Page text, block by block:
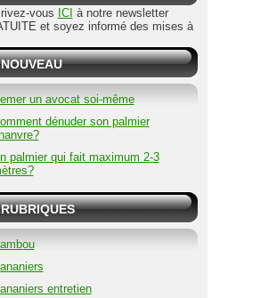
vous ICI à notre newsletter
et soyez informé des mises à
NOUVEAU
un avocat soi-même
dénuder son palmier
palmier qui fait maximum 2-3
RUBRIQUES
entretien